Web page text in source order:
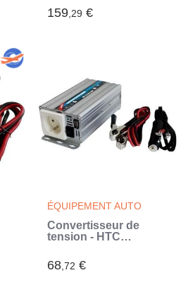
- 1000 W - Avec 2
prises secteur (Gris)
159,29 €
ÉQUIPEMENT AUTO
Convertisseur de
tension - HTC
- 300 W - Prise USB-A
2A - Avec cordon
68,72 €